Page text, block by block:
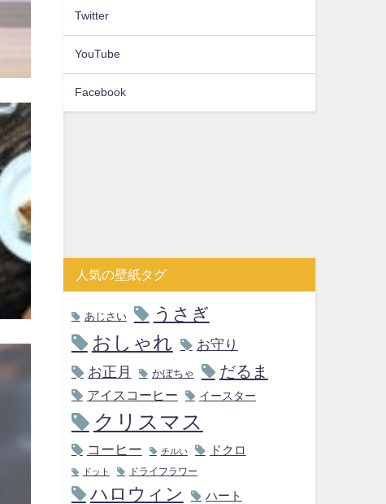
Twitter
YouTube
Facebook
人気の壁紙タグ
あじさい うさぎ
おしゃれ お守り
お正月 かぼちゃ だるま
アイスコーヒー イースター
クリスマス
コーヒー チルい ドクロ
ドット ドライフラワー
ハロウィン
ハート